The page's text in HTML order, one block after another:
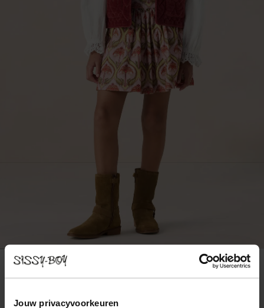
Jouw privacyvoorkeuren
- 40% BIJNA UITVERKOCHT!
Roze rok met palmboom print